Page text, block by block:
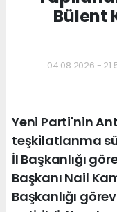
Bülent
04.08.2026 -
Yeni Parti'nin
teşkilatlanma
İl Başkanlığı
Başkanı Nail
Başkanlığı